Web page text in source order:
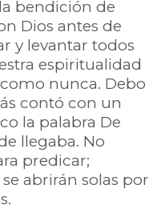
bendición de
Dios antes de
y levantar todos
espiritualidad
nunca. Debo
contó con un
la palabra De
llegaba. No
predicar;
abrirán solas por